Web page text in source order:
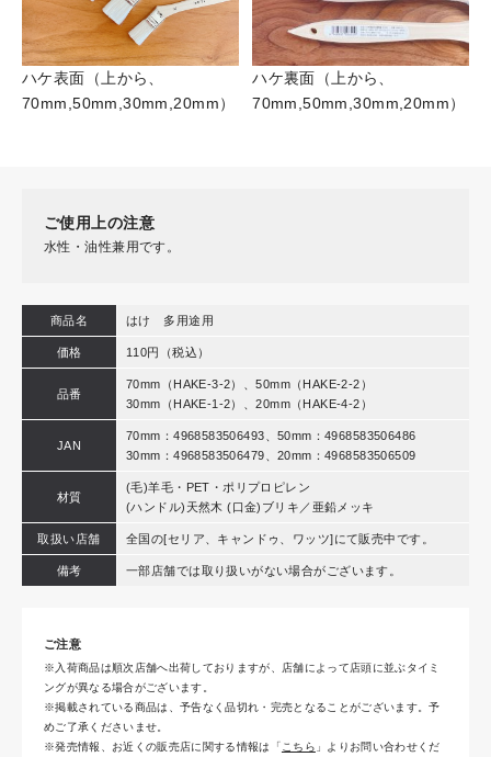
ハケ表面（上から、
70mm,50mm,30mm,20mm）
ハケ裏面（上から、
70mm,50mm,30mm,20mm）
ご使用上の注意
水性・油性兼用です。
商品名 はけ 多用途用
価格 110円（税込）
品番
70mm（HAKE-3-2）、50mm（HAKE-2-2）
30mm（HAKE-1-2）、20mm（HAKE-4-2）
JAN
70mm：4968583506493、50mm：4968583506486
30mm：4968583506479、20mm：4968583506509
材質
(毛)羊毛・PET・ポリプロピレン
(ハンドル)天然木 (口金)ブリキ／亜鉛メッキ
取扱い店舗 全国の[セリア、キャンドゥ、ワッツ]にて販売中です。
備考 一部店舗では取り扱いがない場合がございます。
ご注意
※入荷商品は順次店舗へ出荷しておりますが、店舗によって店頭に並ぶタイミ
ングが異なる場合がございます。
※掲載されている商品は、予告なく品切れ・完売となることがございます。予
めご了承くださいませ。
※発売情報、お近くの販売店に関する情報は「 こちら 」よりお問い合わせくだ